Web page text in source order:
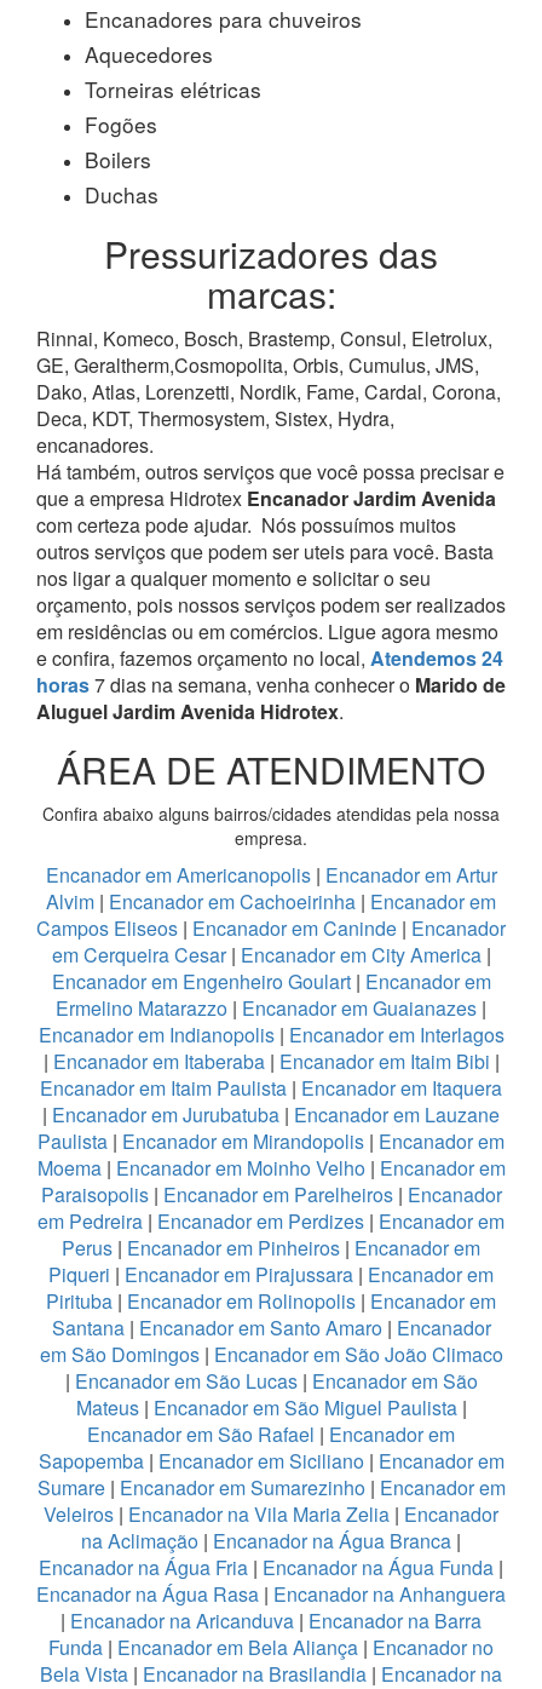
Encanadores para chuveiros
Aquecedores
Torneiras elétricas
Fogões
Boilers
Duchas
Pressurizadores das
marcas:
Rinnai, Komeco, Bosch, Brastemp, Consul, Eletrolux,
GE, Geraltherm,Cosmopolita, Orbis, Cumulus, JMS,
Dako, Atlas, Lorenzetti, Nordik, Fame, Cardal, Corona,
Deca, KDT, Thermosystem, Sistex, Hydra,
encanadores.
Há também, outros serviços que você possa precisar e
que a empresa Hidrotex Encanador Jardim Avenida
com certeza pode ajudar. Nós possuímos muitos
outros serviços que podem ser uteis para você. Basta
nos ligar a qualquer momento e solicitar o seu
orçamento, pois nossos serviços podem ser realizados
em residências ou em comércios. Ligue agora mesmo
e confira, fazemos orçamento no local, Atendemos 24
horas7 dias na semana, venha conhecer o Marido de
Aluguel Jardim Avenida Hidrotex.
ÁREA DE ATENDIMENTO
Confira abaixo alguns bairros/cidades atendidas pela nossa
empresa.
Encanador em Americanopolis | Encanador em Artur
Alvim | Encanador em Cachoeirinha | Encanador em
Campos Eliseos | Encanador em Caninde | Encanador
em Cerqueira Cesar| Encanador em City America |
Encanador em Engenheiro Goulart | Encanador em
Ermelino Matarazzo | Encanador em Guaianazes |
Encanador em Indianopolis| Encanador em Interlagos
| Encanador em Itaberaba| Encanador em Itaim Bibi |
Encanador em Itaim Paulista | Encanador em Itaquera
| Encanador em Jurubatuba | Encanador em Lauzane
Paulista | Encanador em Mirandopolis | Encanador em
Moema| Encanador em Moinho Velho | Encanador em
Paraisopolis| Encanador em Parelheiros| Encanador
em Pedreira | Encanador em Perdizes | Encanador em
Perus | Encanador em Pinheiros | Encanador em
Piqueri | Encanador em Pirajussara | Encanador em
Pirituba | Encanador em Rolinopolis | Encanador em
Santana| Encanador em Santo Amaro| Encanador
em São Domingos| Encanador em São João Climaco
| Encanador em São Lucas| Encanador em São
Mateus | Encanador em São Miguel Paulista|
Encanador em São Rafael | Encanador em
Sapopemba | Encanador em Siciliano| Encanador em
Sumare| Encanador em Sumarezinho| Encanador em
Veleiros | Encanador na Vila Maria Zelia | Encanador
na Aclimação | Encanador na Água Branca |
Encanador na Água Fria | Encanador na Água Funda |
Encanador na Água Rasa | Encanador na Anhanguera
| Encanador na Aricanduva | Encanador na Barra
Funda | Encanador em Bela Aliança | Encanador no
Bela Vista | Encanador na Brasilandia | Encanador na